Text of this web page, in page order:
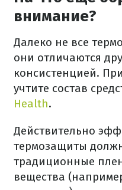
внимание?
Далеко не все
они отличаются
консистенцией.
учтите состав
Health.
Действительно
термозащиты
традиционные
вещества